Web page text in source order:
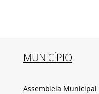
MUNICÍPIO
Assembleia Municipal